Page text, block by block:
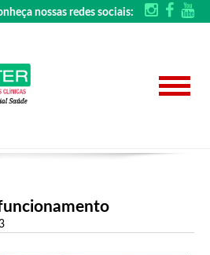
nossas redes sociais: